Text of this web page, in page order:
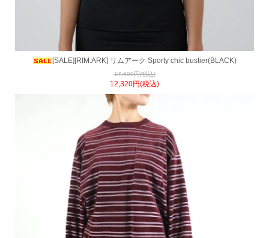
[SALE][RIM.ARK] リムアーク Sporty chic bustier(BLACK)
17,600円(税込)
12,320円(税込)